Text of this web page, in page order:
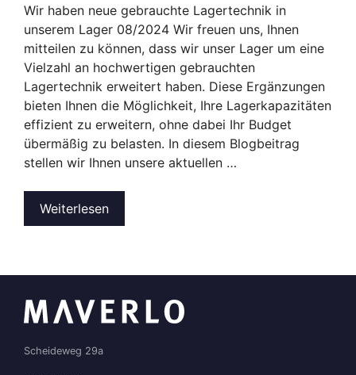
Wir haben neue gebrauchte Lagertechnik in
unserem Lager 08/2024 Wir freuen uns, Ihnen
mitteilen zu können, dass wir unser Lager um eine
Vielzahl an hochwertigen gebrauchten
Lagertechnik erweitert haben. Diese Ergänzungen
bieten Ihnen die Möglichkeit, Ihre Lagerkapazitäten
effizient zu erweitern, ohne dabei Ihr Budget
übermäßig zu belasten. In diesem Blogbeitrag
stellen wir Ihnen unsere aktuellen …
Weiterlesen
Scheideweg 29a